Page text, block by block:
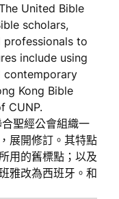
United Bible
scholars,
to
include using
contemporary
Kong Bible
CUNP.
聖經公會組織一
展開修訂。其特點
用的舊標點；以及
雅改為西班牙。和